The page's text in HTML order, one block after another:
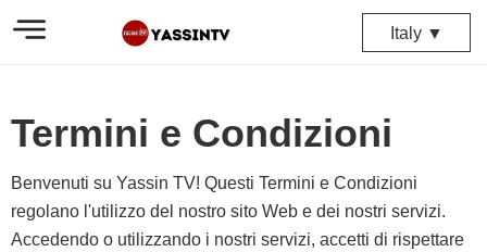
Italy ▼
Termini e Condizioni
Benvenuti su Yassin TV! Questi Termini e Condizioni
regolano l'utilizzo del nostro sito Web e dei nostri servizi.
Accedendo o utilizzando i nostri servizi, accetti di rispettare